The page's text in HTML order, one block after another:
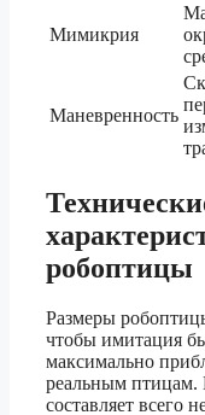
Мимикрия
Маневренность
робоптицы
Размеры
чтобы имитация
максимально
реальным птицам.
составляет всего